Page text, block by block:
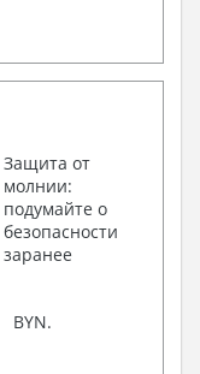
Защита от
молнии:
подумайте о
безопасности
заранее
BYN.